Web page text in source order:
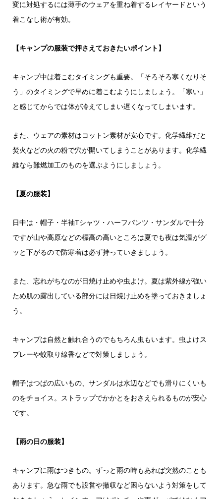
変に対処するには薄手のウェアを重ね着するレイヤードという
着こなし術が有効。
【キャンプの服装で押さえておきたいポイント】
キャンプ中は着こむタイミングも重要。「そろそろ寒くなりそ
う」のタイミングで早めに着こむようにしましょう。「寒い」
と感じてからでは体が冷えてしまい遅くなってしまいます。
また、ウェアの素材はコットン素材が安心です。化学繊維だと
焚火などの火の粉で穴が開いてしまうことがあります。化学繊
維なら難燃加工のものを選ぶようにしましょう。
【夏の服装】
日中は・帽子・半袖Tシャツ・ハーフパンツ・サンダルで十分
ですが山や高原などの標高の高いところは夏でも夜は気温がグ
ッと下がるので防寒着は必ず持っていきましょう。
また、忘れがちなのが日焼け止めや虫よけ。夏は紫外線が強い
ため肌の露出している部分には日焼け止めを塗っておきましょ
う。
キャンプは自然と触れ合うのでもちろん虫もいます。虫よけス
プレーや蚊取り線香などで対策しましょう。
帽子はつばの広いもの、サンダルは水辺などでも滑りにくいも
のをチョイス。ストラップでかかとをおさえられるものが安心
です。
【雨の日の服装】
キャンプに雨はつきもの。ずっと雨の時もあれば突然のことも
あります。急な雨でも設営や撤収など困らないよう対策をして